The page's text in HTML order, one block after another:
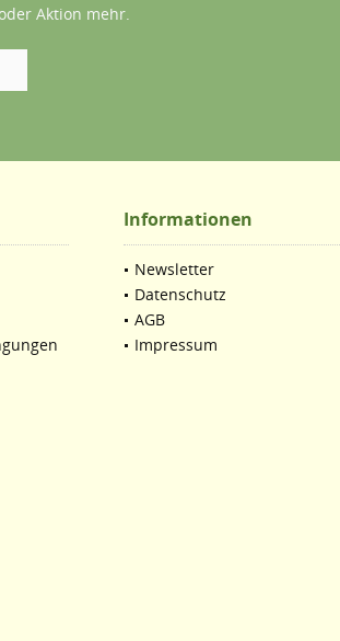
Aktion mehr.
Informationen
Newsletter
Datenschutz
AGB
Impressum